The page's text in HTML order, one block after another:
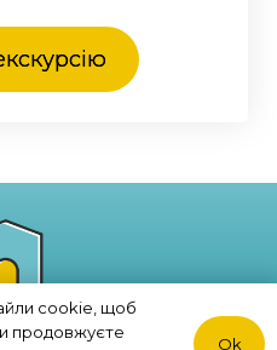
cookie, щоб
продовжуєте
Ok